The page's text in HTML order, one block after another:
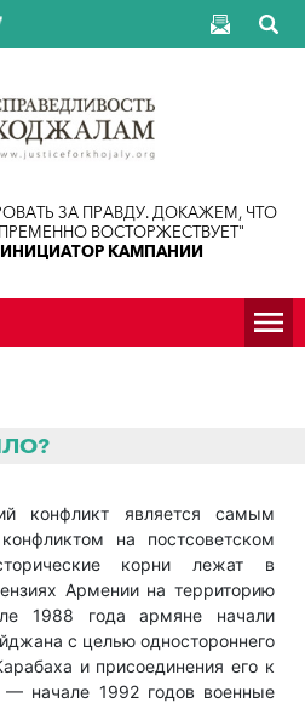
to navigation
ЗА ПРАВДУ. ДОКАЖЕМ, ЧТО
ВОСТОРЖЕСТВУЕТ"
КАМПАНИИ
конфликт является самым
на постсоветском
корни лежат в
Армении на территорию
1988 года армяне начали
с целью одностороннего
и присоединения его к
начале 1992 годов военные